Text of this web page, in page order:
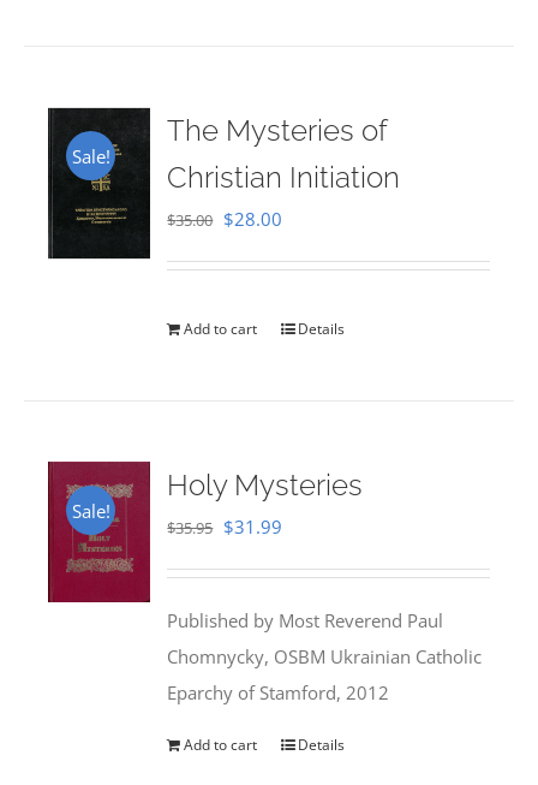
Sale!
The Mysteries of
Christian Initiation
$35.00 Original
$35.00.
$28.00
$28.00.
Add to cart Details
Sale!
Holy Mysteries
$35.95 Original
$35.95.
$31.99
$31.99.
Published by Most Reverend Paul
Chomnycky, OSBM Ukrainian Catholic
Eparchy of Stamford, 2012
Add to cart Details